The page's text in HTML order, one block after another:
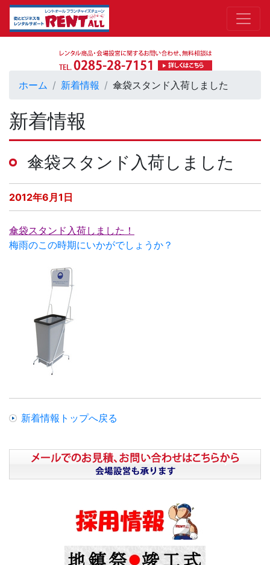
ホーム 新着情報 傘袋スタンド入荷しました
新着情報
傘袋スタンド入荷しました
2012年6月1日
傘袋スタンド入荷しました！
梅雨のこの時期にいかがでしょうか？
新着情報トップへ戻る